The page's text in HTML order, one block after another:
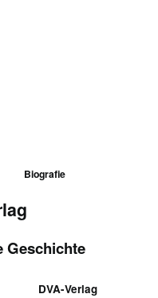
Biografie
Geschichte
DVA-Verlag